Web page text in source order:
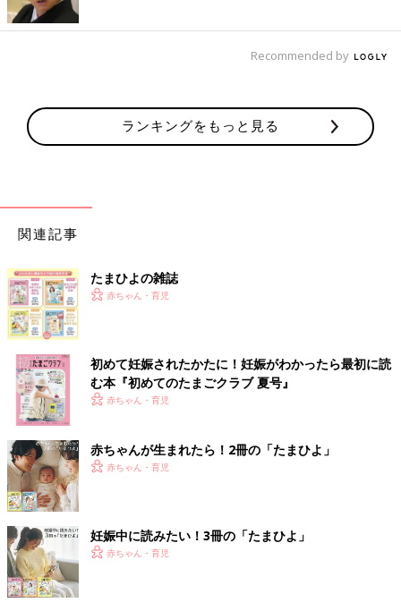
Recommended by
ランキングをもっと見る
関連記事
たまひよの雑誌
赤ちゃん・育児
初めて妊娠されたかたに！妊娠がわかったら最初に読
む本『初めてのたまごクラブ 夏号』
赤ちゃん・育児
赤ちゃんが生まれたら！2冊の「たまひよ」
赤ちゃん・育児
妊娠中に読みたい！3冊の「たまひよ」
赤ちゃん・育児